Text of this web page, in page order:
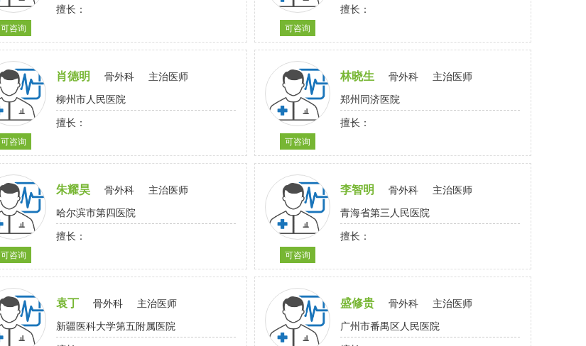
可咨询
擅长：
可咨询
擅长：
可咨询
肖德明 骨外科
主治医师
柳州市人民医院
擅长：
可咨询
林晓生 骨外科
主治医师
郑州同济医院
擅长：
可咨询
朱耀昊 骨外科
主治医师
哈尔滨市第四医院
擅长：
可咨询
李智明 骨外科
主治医师
青海省第三人民医院
擅长：
袁丁 骨外科
主治医师
新疆医科大学第五附属医院
盛修贵 骨外科
主治医师
广州市番禺区人民医院